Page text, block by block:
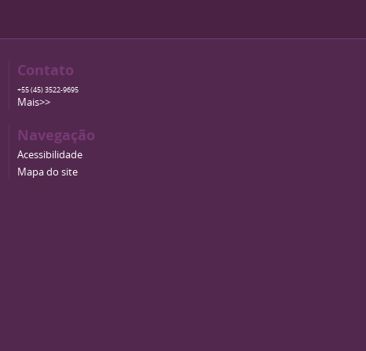
Contato
+55 (45) 3522-9695
Mais>>
Navegação
Acessibilidade
Mapa do site